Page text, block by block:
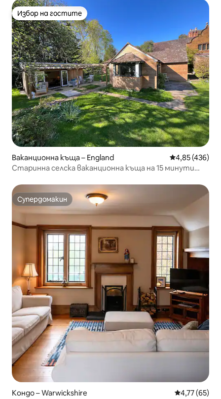
Избор на гостите
Избор на гостите
Ваканционна къща – England Средна
4,85 (436)
Старинна селска ваканционна къща на 15 минути
Супердомакин
Супердомакин
Кондо – Warwickshire Средна
4,77 (65)